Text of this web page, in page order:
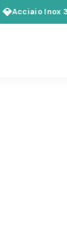
Acciaio Inox